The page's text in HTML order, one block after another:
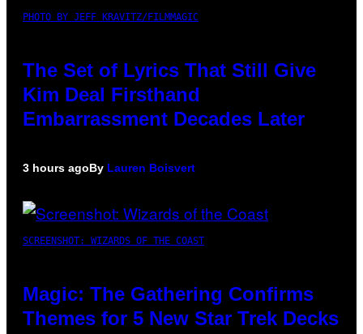
PHOTO BY JEFF KRAVITZ/FILMMAGIC
The Set of Lyrics That Still Give
Kim Deal Firsthand
Embarrassment Decades Later
3 hours agoBy Lauren Boisvert
SCREENSHOT: WIZARDS OF THE COAST
Magic: The Gathering Confirms
Themes for 5 New Star Trek Decks